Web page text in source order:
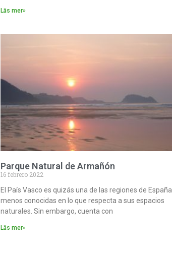
Läs mer»
Parque Natural de Armañón
16 febrero 2022
El País Vasco es quizás una de las regiones de España
menos conocidas en lo que respecta a sus espacios
naturales. Sin embargo, cuenta con
Läs mer»